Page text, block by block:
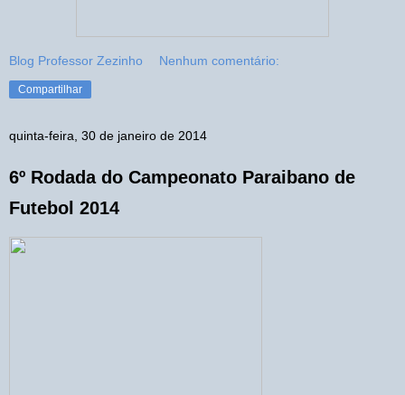
Blog Professor Zezinho Nenhum comentário:
Compartilhar
quinta-feira, 30 de janeiro de 2014
6º Rodada do Campeonato Paraibano de
Futebol 2014